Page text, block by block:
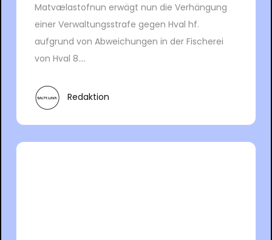
Matvælastofnun erwägt nun die Verhängung
einer Verwaltungsstrafe gegen Hval hf.
aufgrund von Abweichungen in der Fischerei
von Hval 8....
Redaktion